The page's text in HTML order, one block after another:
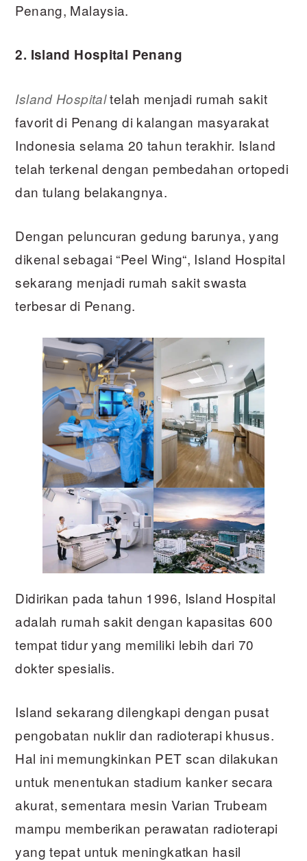
Penang, Malaysia.
2. Island Hospital Penang
Island Hospitaltelah menjadi rumah sakit
favorit di Penang di kalangan masyarakat
Indonesia selama 20 tahun terakhir. Island
telah terkenal dengan pembedahan ortopedi
dan tulang belakangnya.
Dengan peluncuran gedung barunya, yang
dikenal sebagai “Peel Wing“, Island Hospital
sekarang menjadi rumah sakit swasta
terbesar di Penang.
Didirikan pada tahun 1996, Island Hospital
adalah rumah sakit dengan kapasitas 600
tempat tidur yang memiliki lebih dari 70
dokter spesialis.
Island sekarang dilengkapi dengan pusat
pengobatan nuklir dan radioterapi khusus.
Hal ini memungkinkan PET scan dilakukan
untuk menentukan stadium kanker secara
akurat, sementara mesin Varian Trubeam
mampu memberikan perawatan radioterapi
yang tepat untuk meningkatkan hasil